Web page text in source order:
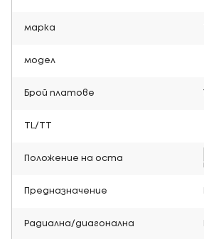
марка
модел
Брой платове
TL/TT
Положение на оста
Предназначение
Радиална/диагонална